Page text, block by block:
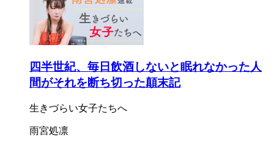
四半世紀、毎日飲酒しないと眠れなかった人
間がそれを断ち切った顛末記
生きづらい女子たちへ
雨宮処凛